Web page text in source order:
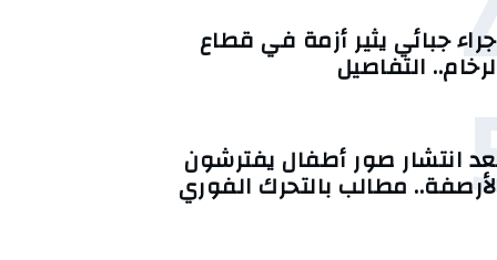
جبائي يثير أزمة في قطاع
التفاصيل
انتشار صور أطفال يفترشون
مطالب بالتحرك الفوري